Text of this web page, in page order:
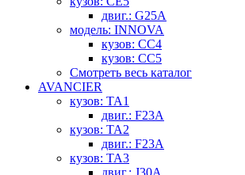
двиг.: G25A
модель: INNOVA
кузов: CC4
кузов: CC5
Смотреть весь каталог
AVANCIER
кузов: TA1
двиг.: F23A
кузов: TA2
двиг.: F23A
кузов: TA3
двиг.: J30A